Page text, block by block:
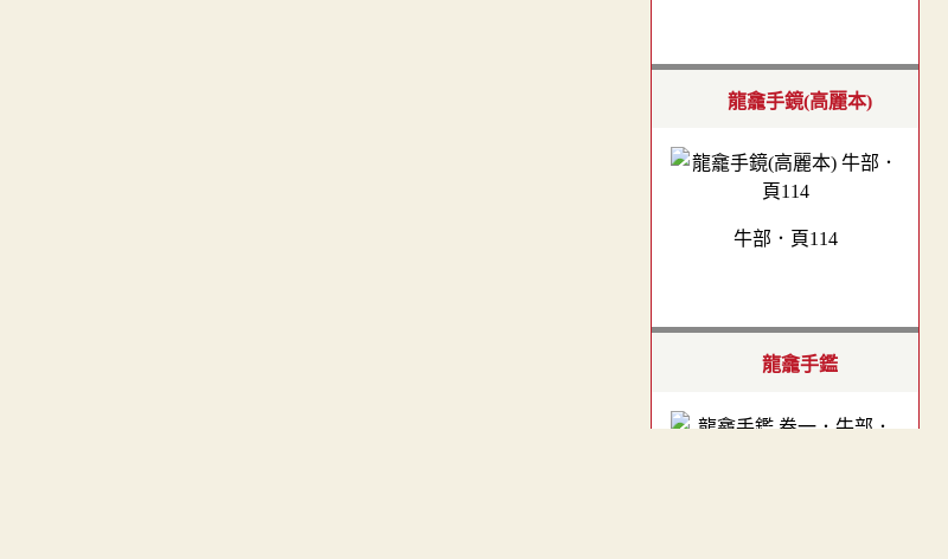
龍龕手鏡(高麗本)
牛部．頁114
龍龕手鑑